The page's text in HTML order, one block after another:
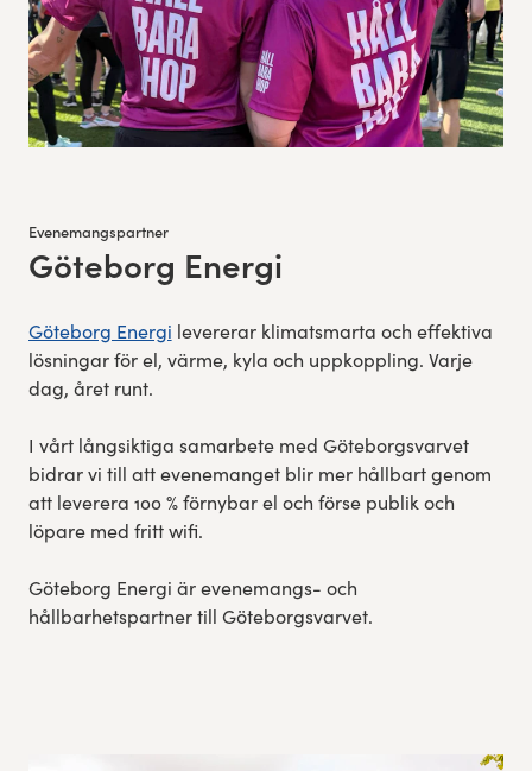
Evenemangspartner
:Göteborg Energi
Göteborg Energi levererar klimatsmarta och effektiva
lösningar för el, värme, kyla och uppkoppling. Varje
dag, året runt.
I vårt långsiktiga samarbete med Göteborgsvarvet
bidrar vi till att evenemanget blir mer hållbart genom
att leverera 100 % förnybar el och förse publik och
löpare med fritt wifi.
Göteborg Energi är evenemangs- och
hållbarhetspartner till Göteborgsvarvet.